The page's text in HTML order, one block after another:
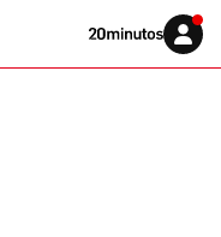
Volver
Iniciar
sesión